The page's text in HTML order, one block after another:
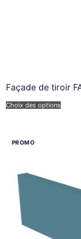
Façade de tiroir
Choix des options